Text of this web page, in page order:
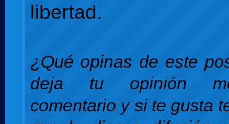
libertad.
¿Qué opinas de este
deja tu opinión
comentario y si te gusta